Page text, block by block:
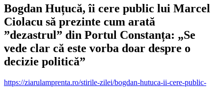
Bogdan Huțucă, îi cere public lui Marcel
Ciolacu să prezinte cum arată
”dezastrul” din Portul Constanța: „Se
vede clar că este vorba doar despre o
decizie politică”
https://ziarulamprenta.ro/stirile-zilei/bogdan-hutuca-ii-cere-public-